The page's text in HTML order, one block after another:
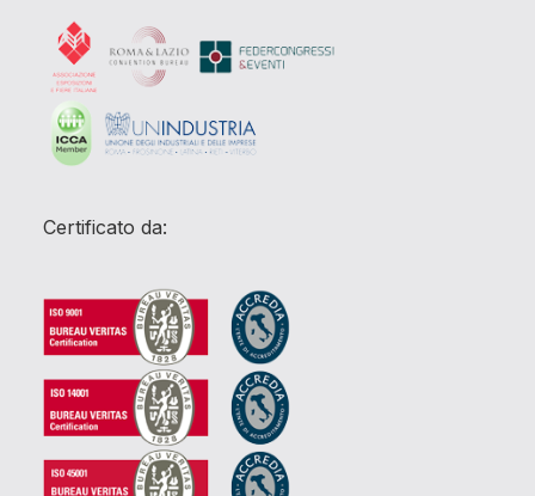
Certificato da: